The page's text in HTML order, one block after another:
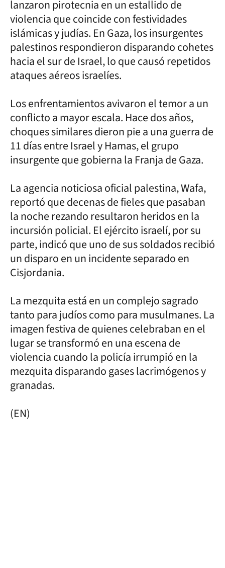
lanzaron pirotecnia en un estallido de
violencia que coincide con festividades
islámicas y judías. En Gaza, los insurgentes
palestinos respondieron disparando cohetes
hacia el sur de Israel, lo que causó repetidos
ataques aéreos israelíes.
Los enfrentamientos avivaron el temor a un
conflicto a mayor escala. Hace dos años,
choques similares dieron pie a una guerra de
11 días entre Israel y Hamas, el grupo
insurgente que gobierna la Franja de Gaza.
La agencia noticiosa oficial palestina, Wafa,
reportó que decenas de fieles que pasaban
la noche rezando resultaron heridos en la
incursión policial. El ejército israelí, por su
parte, indicó que uno de sus soldados recibió
un disparo en un incidente separado en
Cisjordania.
La mezquita está en un complejo sagrado
tanto para judíos como para musulmanes. La
imagen festiva de quienes celebraban en el
lugar se transformó en una escena de
violencia cuando la policía irrumpió en la
mezquita disparando gases lacrimógenos y
granadas.
(EN)